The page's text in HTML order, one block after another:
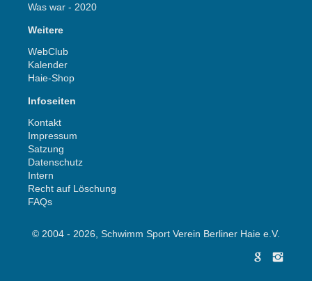
Was war - 2020
Weitere
WebClub
Kalender
Haie-Shop
Infoseiten
Kontakt
Impressum
Satzung
Datenschutz
Intern
Recht auf Löschung
FAQs
© 2004 - 2026, Schwimm Sport Verein Berliner Haie e.V.